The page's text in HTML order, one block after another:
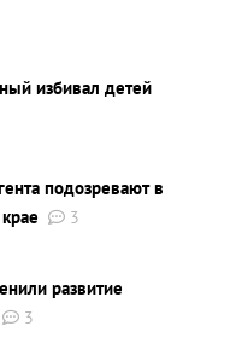
избивал детей
подозревают в
3
развитие
3